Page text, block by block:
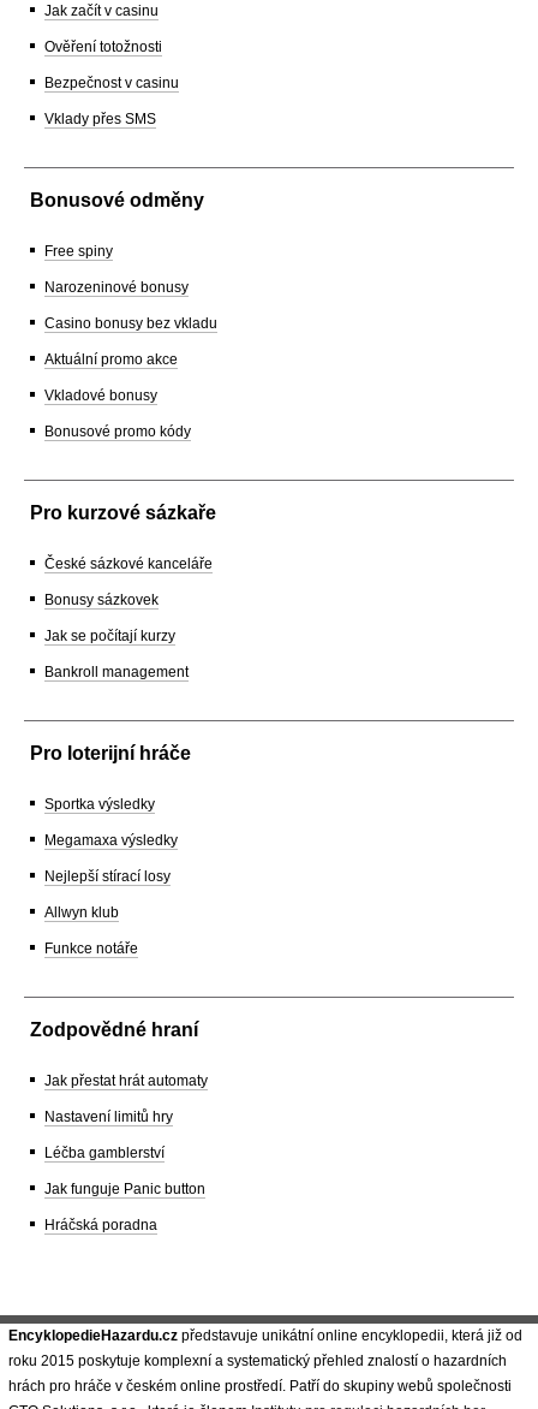
Jak začít v casinu
Ověření totožnosti
Bezpečnost v casinu
Vklady přes SMS
Bonusové odměny
Free spiny
Narozeninové bonusy
Casino bonusy bez vkladu
Aktuální promo akce
Vkladové bonusy
Bonusové promo kódy
Pro kurzové sázkaře
České sázkové kanceláře
Bonusy sázkovek
Jak se počítají kurzy
Bankroll management
Pro loterijní hráče
Sportka výsledky
Megamaxa výsledky
Nejlepší stírací losy
Allwyn klub
Funkce notáře
Zodpovědné hraní
Jak přestat hrát automaty
Nastavení limitů hry
Léčba gamblerství
Jak funguje Panic button
Hráčská poradna
EncyklopedieHazardu.cz představuje unikátní online encyklopedii, která již od
roku 2015 poskytuje komplexní a systematický přehled znalostí o hazardních
hrách pro hráče v českém online prostředí. Patří do skupiny webů společnosti